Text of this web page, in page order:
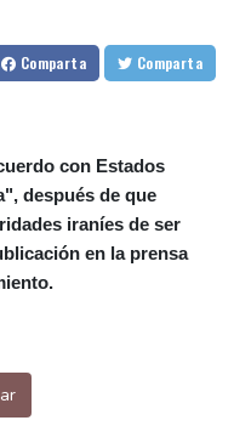
Comparta Comparta
con Estados
después de que
iraníes de ser
en la prensa